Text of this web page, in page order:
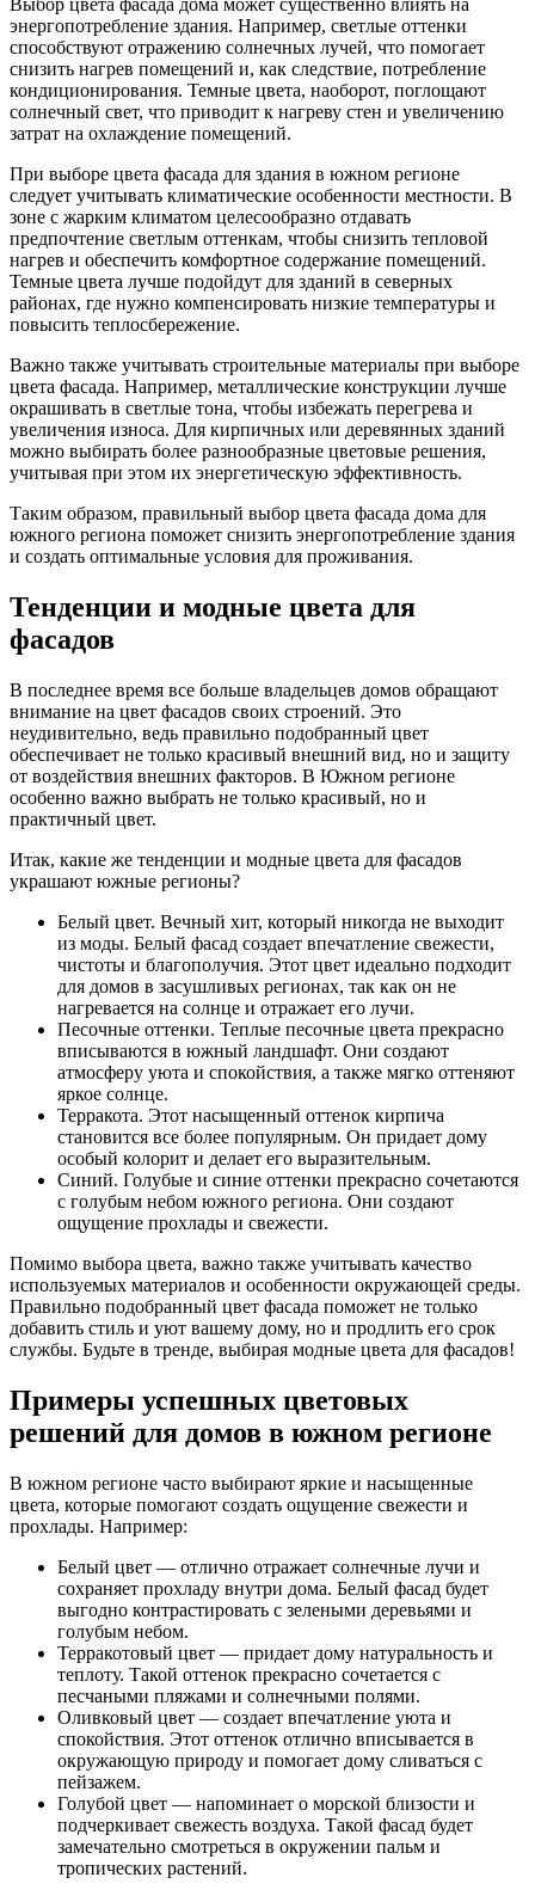
Выбор цвета фасада дома может существенно влиять на
энергопотребление здания. Например, светлые оттенки
способствуют отражению солнечных лучей, что помогает
снизить нагрев помещений и, как следствие, потребление
кондиционирования. Темные цвета, наоборот, поглощают
солнечный свет, что приводит к нагреву стен и увеличению
затрат на охлаждение помещений.
При выборе цвета фасада для здания в южном регионе
следует учитывать климатические особенности местности. В
зоне с жарким климатом целесообразно отдавать
предпочтение светлым оттенкам, чтобы снизить тепловой
нагрев и обеспечить комфортное содержание помещений.
Темные цвета лучше подойдут для зданий в северных
районах, где нужно компенсировать низкие температуры и
повысить теплосбережение.
Важно также учитывать строительные материалы при выборе
цвета фасада. Например, металлические конструкции лучше
окрашивать в светлые тона, чтобы избежать перегрева и
увеличения износа. Для кирпичных или деревянных зданий
можно выбирать более разнообразные цветовые решения,
учитывая при этом их энергетическую эффективность.
Таким образом, правильный выбор цвета фасада дома для
южного региона поможет снизить энергопотребление здания
и создать оптимальные условия для проживания.
Тенденции и модные цвета для
фасадов
В последнее время все больше владельцев домов обращают
внимание на цвет фасадов своих строений. Это
неудивительно, ведь правильно подобранный цвет
обеспечивает не только красивый внешний вид, но и защиту
от воздействия внешних факторов. В Южном регионе
особенно важно выбрать не только красивый, но и
практичный цвет.
Итак, какие же тенденции и модные цвета для фасадов
украшают южные регионы?
Белый цвет. Вечный хит, который никогда не выходит
из моды. Белый фасад создает впечатление свежести,
чистоты и благополучия. Этот цвет идеально подходит
для домов в засушливых регионах, так как он не
нагревается на солнце и отражает его лучи.
Песочные оттенки. Теплые песочные цвета прекрасно
вписываются в южный ландшафт. Они создают
атмосферу уюта и спокойствия, а также мягко оттеняют
яркое солнце.
Терракота. Этот насыщенный оттенок кирпича
становится все более популярным. Он придает дому
особый колорит и делает его выразительным.
Синий. Голубые и синие оттенки прекрасно сочетаются
с голубым небом южного региона. Они создают
ощущение прохлады и свежести.
Помимо выбора цвета, важно также учитывать качество
используемых материалов и особенности окружающей среды.
Правильно подобранный цвет фасада поможет не только
добавить стиль и уют вашему дому, но и продлить его срок
службы. Будьте в тренде, выбирая модные цвета для фасадов!
Примеры успешных цветовых
решений для домов в южном регионе
В южном регионе часто выбирают яркие и насыщенные
цвета, которые помогают создать ощущение свежести и
прохлады. Например:
Белый цвет — отлично отражает солнечные лучи и
сохраняет прохладу внутри дома. Белый фасад будет
выгодно контрастировать с зелеными деревьями и
голубым небом.
Терракотовый цвет — придает дому натуральность и
теплоту. Такой оттенок прекрасно сочетается с
песчаными пляжами и солнечными полями.
Оливковый цвет — создает впечатление уюта и
спокойствия. Этот оттенок отлично вписывается в
окружающую природу и помогает дому сливаться с
пейзажем.
Голубой цвет — напоминает о морской близости и
подчеркивает свежесть воздуха. Такой фасад будет
замечательно смотреться в окружении пальм и
тропических растений.